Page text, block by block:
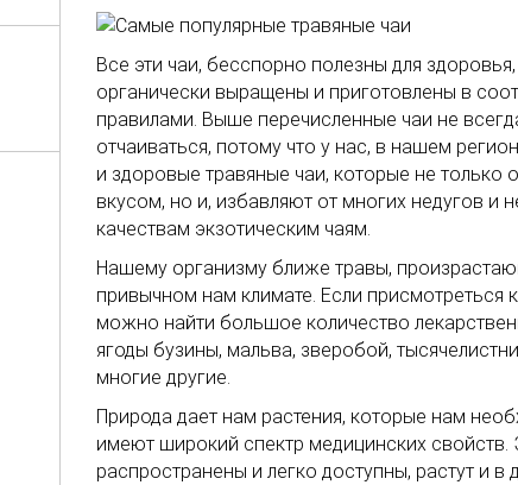
Все эти чаи, бесспорно полезны для
органически выращены и приготовлены в
правилами. Выше перечисленные чаи не
отчаиваться, потому что у нас, в нашем
и здоровые травяные чаи, которые не только
вкусом, но и, избавляют от многих недугов и
качествам экзотическим чаям.
Нашему организму ближе травы,
привычном нам климате. Если присмотреться
можно найти большое количество
ягоды бузины, мальва, зверобой,
многие другие.
Природа дает нам растения, которые нам
имеют широкий спектр медицинских
распространены и легко доступны, растут и в